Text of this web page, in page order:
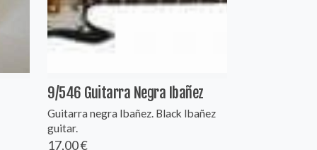
9/546 Guitarra Negra Ibañez
Guitarra negra Ibañez. Black Ibañez
guitar.
17,00 €